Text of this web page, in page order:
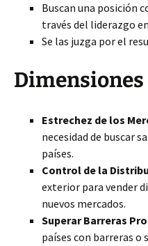
Buscan una posición
través del liderazgo
Se las juzga por el
Dimensiones
Estrechez de los
necesidad de buscar
países.
Control de la
exterior para vender
nuevos mercados.
Superar Barreras
países con barreras o